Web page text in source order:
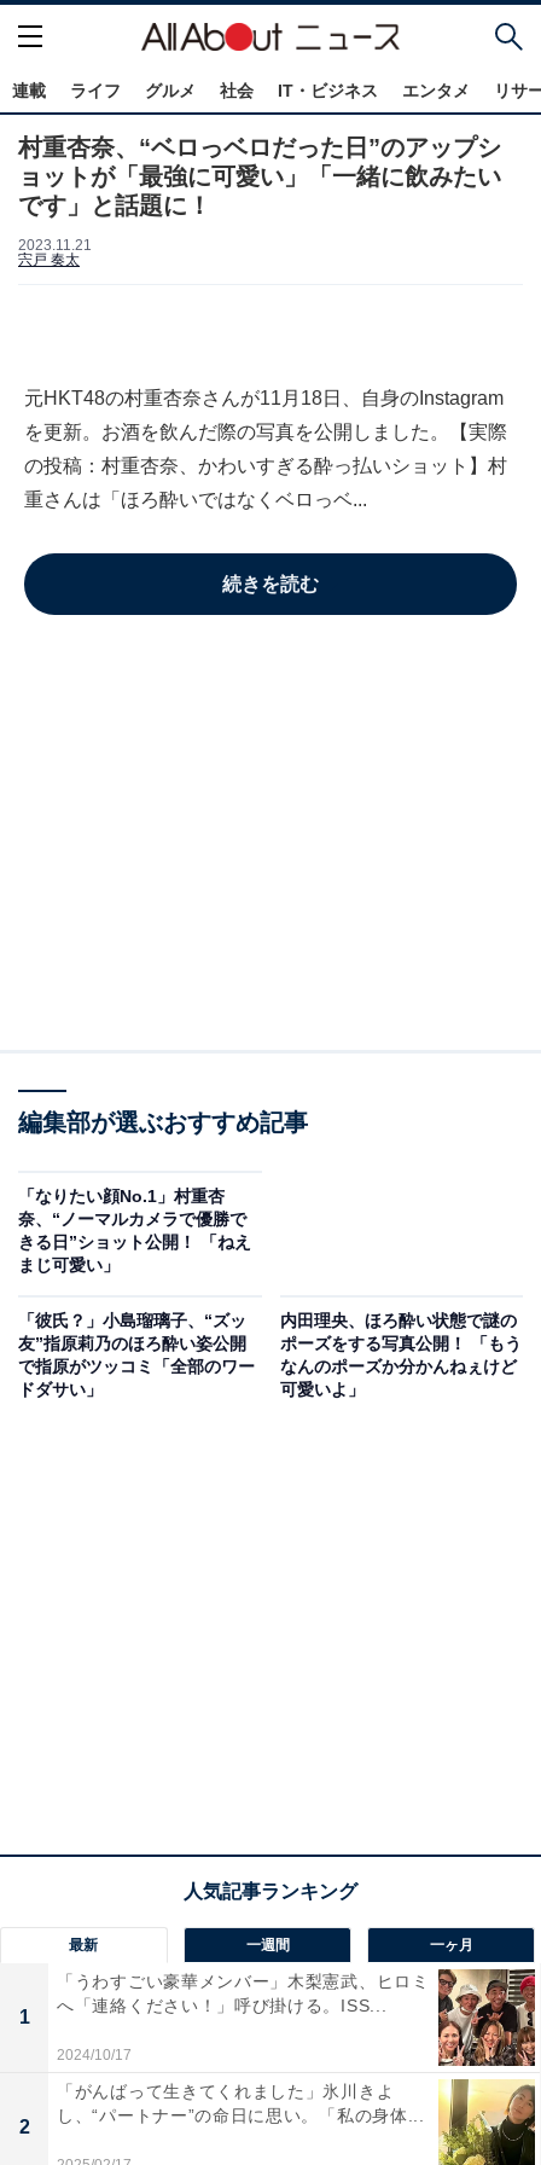
連載 ライフ グルメ 社会 IT・ビジネス エンタメ リサ
村重杏奈、“ベロっベロだった日”のアップシ
ョットが「最強に可愛い」「一緒に飲みたい
です」と話題に！
2023.11.21
宍戸 奏太
元HKT48の村重杏奈さんが11月18日、自身のInstagram
を更新。お酒を飲んだ際の写真を公開しました。【実際
の投稿：村重杏奈、かわいすぎる酔っ払いショット】村
重さんは「ほろ酔いではなくベロっベ...
続きを読む
編集部が選ぶおすすめ記事
「なりたい顔No.1」村重杏
奈、“ノーマルカメラで優勝で
きる日”ショット公開！ 「ねえ
まじ可愛い」
「彼氏？」小島瑠璃子、“ズッ
友”指原莉乃のほろ酔い姿公開
で指原がツッコミ「全部のワー
ドダサい」
内田理央、ほろ酔い状態で謎の
ポーズをする写真公開！ 「もう
なんのポーズか分かんねぇけど
可愛いよ」
最新 一週間 一ヶ月
1
「うわすごい豪華メンバー」木梨憲武、ヒロミ
へ「連絡ください！」呼び掛ける。ISS...
2024/10/17
2
「がんばって生きてくれました」氷川きよ
し、“パートナー”の命日に思い。「私の身体...